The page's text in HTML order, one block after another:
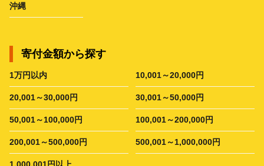
沖縄
寄付金額から探す
1万円以内 10,001～20,000円
20,001～30,000円 30,001～50,000円
50,001～100,000円 100,001～200,000円
200,001～500,000円 500,001～1,000,000円